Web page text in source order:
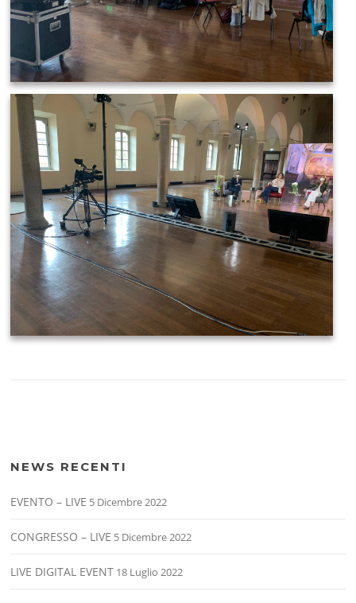
IMAGE 2021-03-19 08:49:31
NEWS RECENTI
EVENTO – LIVE 5 Dicembre 2022
CONGRESSO – LIVE 5 Dicembre 2022
LIVE DIGITAL EVENT 18 Luglio 2022